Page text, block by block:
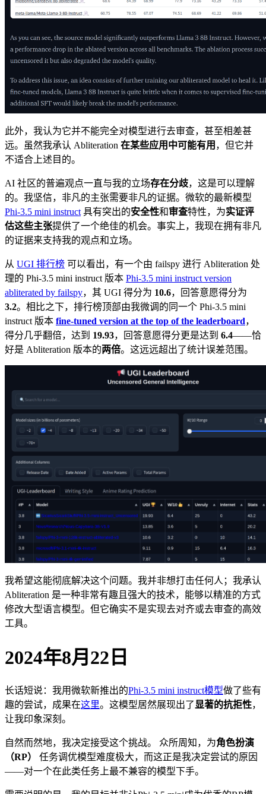
此外，我认为它并不能完全对模型进行去审查，甚至相差甚
远。虽然我承认 Abliteration 在某些应用中可能有用 ，但它并
不适合上述目的。
AI 社区的普遍观点一直与我的立场存在分歧，这是可以理解
的。我坚信，非凡的主张需要非凡的证据。微软的最新模型
Phi-3.5 mini instruct 具有突出的安全性和审查特性，为实证评
估这些主张提供了一个绝佳的机会。事实上，我现在拥有非凡
的证据来支持我的观点和立场。
从 UGI 排行榜 可以看出，有一个由 failspy 进行 Abliteration 处
理的 Phi-3.5 mini instruct 版本 Phi-3.5 mini instruct version
abliterated by failspy，其 UGI 得分为 10.6，回答意愿得分为
3.2。相比之下，排行榜顶部由我微调的同一个 Phi-3.5 mini
instruct 版本 fine-tuned version at the top of the leaderboard，
得分几乎翻倍，达到 19.93，回答意愿得分更是达到 6.4——恰
好是 Abliteration 版本的两倍。这远远超出了统计误差范围。
我希望这能彻底解决这个问题。我并非想打击任何人；我承认
Abliteration 是一种非常有趣且强大的技术，能够以精准的方式
修改大型语言模型。但它确实不是实现去对齐或去审查的高效
工具。
2024年8月22日
长话短说：我用微软新推出的Phi-3.5 mini instruct模型做了些有
趣的尝试，成果在这里。这模型居然展现出了 显著的抗拒性，
让我印象深刻。
自然而然地，我决定接受这个挑战。 众所周知，为角色扮演
（RP）
任务调优模型难度极大，而这正是我决定尝试的原因
——对一个在此类任务上最不兼容的模型下手。